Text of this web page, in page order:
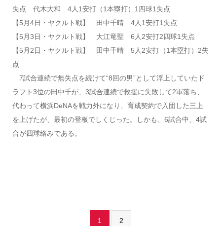
失点 代木大和 4人1安打（1本塁打）1四球1失点
【5月4日・ヤクルト戦】 田中千晴 4人1安打1失点
【5月3日・ヤクルト戦】 大江竜聖 6人2安打2四球1失点
【5月2日・ヤクルト戦】 田中千晴 5人2安打（1本塁打）2失
点
7試合連続で無失点を続けて“8回の男”として浮上していたド
ラフト3位の田中千が、3試合連続で救援に失敗して2軍落ち、
代わって横浜DeNAを戦力外になり、育成契約で入団した三上
を上げたが、最初の登板でしくじった。しかも、6試合中、4試
合が四球絡みである。
1 2